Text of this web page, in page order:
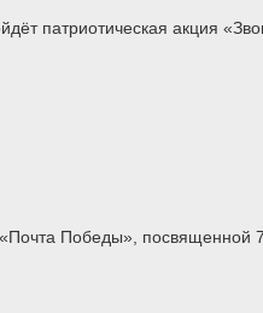
патриотическая акция
«Почта Победы»,